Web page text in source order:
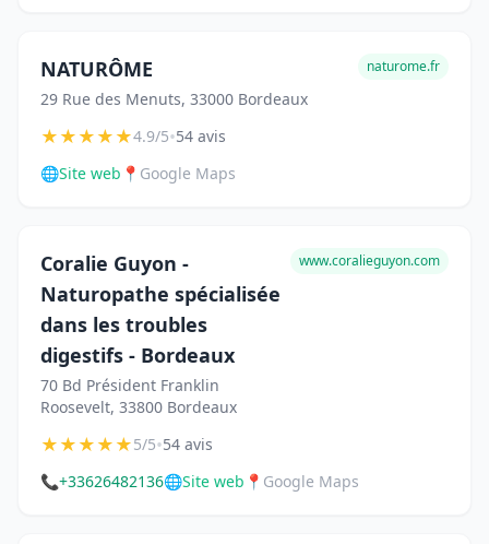
NATURÔME
29 Rue des Menuts, 33000 Bordeaux
naturome.fr
★★★★★4.9/5•54 avis
🌐Site web 📍 Google Maps
Coralie Guyon -
Naturopathe spécialisée
dans les troubles
digestifs - Bordeaux
70 Bd Président Franklin
Roosevelt, 33800 Bordeaux
www.coralieguyon.com
★★★★★5/5•54 avis
📞+33626482136🌐Site web 📍 Google Maps